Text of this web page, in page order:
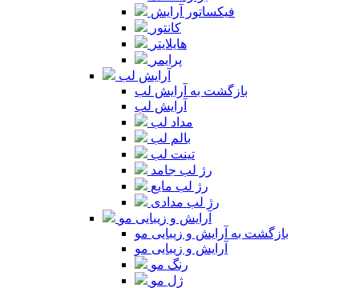
فیکساتور آرایش
کانتور
هایلایتر
پرایمر
آرایش لب
بازگشت به آرایش لب
آرایش لب
مداد لب
بالم لب
تینت لب
رژ لب جامد
رژ لب مایع
رژ لب مدادی
آرایش و زیبایی مو
بازگشت به آرایش و زیبایی مو
آرایش و زیبایی مو
رنگ مو
ژل مو